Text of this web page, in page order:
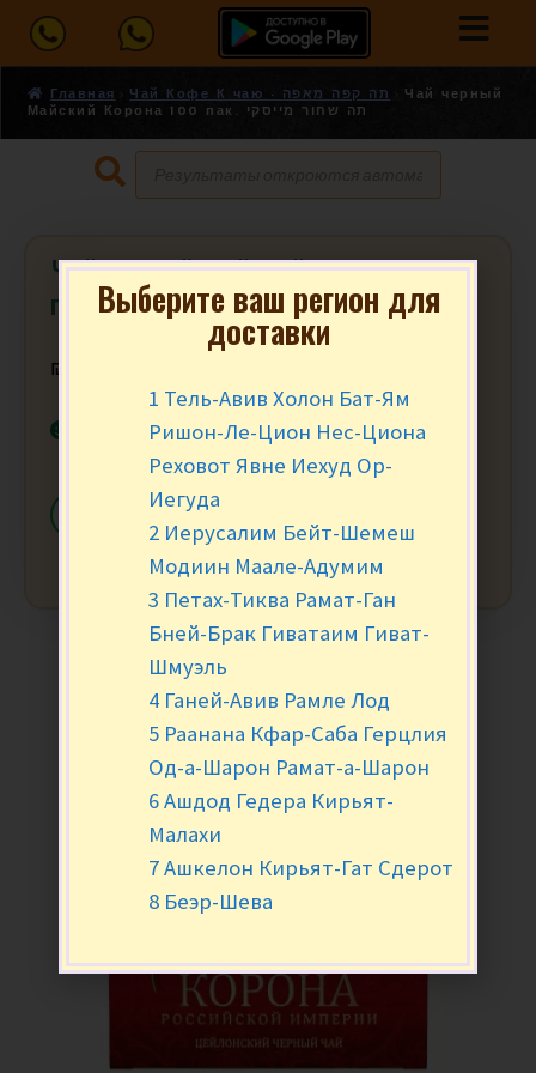
Главная Чай Кофе К чаю - תה קפה מאפה
Чай черный
Майский Корона 100 пак. תה שחור מייסקי
Чай черный Майский Корона 100
пак. תה שחור מייסקי
₪
В наличии
+
Выберите ваш регион для
доставки
1 Тель-Авив Холон Бат-Ям
Ришон-Ле-Цион Нес-Циона
Реховот Явне Иехуд Ор-
Иегуда
2 Иерусалим Бейт-Шемеш
Модиин Маале-Адумим
3 Петах-Тиква Рамат-Ган
Бней-Брак Гиватаим Гиват-
Шмуэль
4 Ганей-Авив Рамле Лод
5 Раанана Кфар-Саба Герцлия
Од-а-Шарон Рамат-а-Шарон
6 Ашдод Гедера Кирьят-
Малахи
7 Ашкелон Кирьят-Гат Сдерот
8 Беэр-Шева